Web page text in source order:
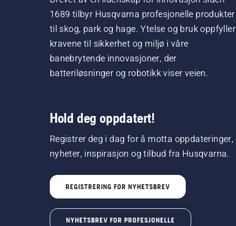
1689 tilbyr Husqvarna profesjonelle produkter
til skog, park og hage. Ytelse og bruk oppfyller
kravene til sikkerhet og miljø i våre
banebrytende innovasjoner, der
batteriløsninger og robotikk viser veien.
Hold deg oppdatert!
Registrer deg i dag for å motta oppdateringer,
nyheter, inspirasjon og tilbud fra Husqvarna.
REGISTRERING FOR NYHETSBREV
NYHETSBREV FOR PROFESJONELLE